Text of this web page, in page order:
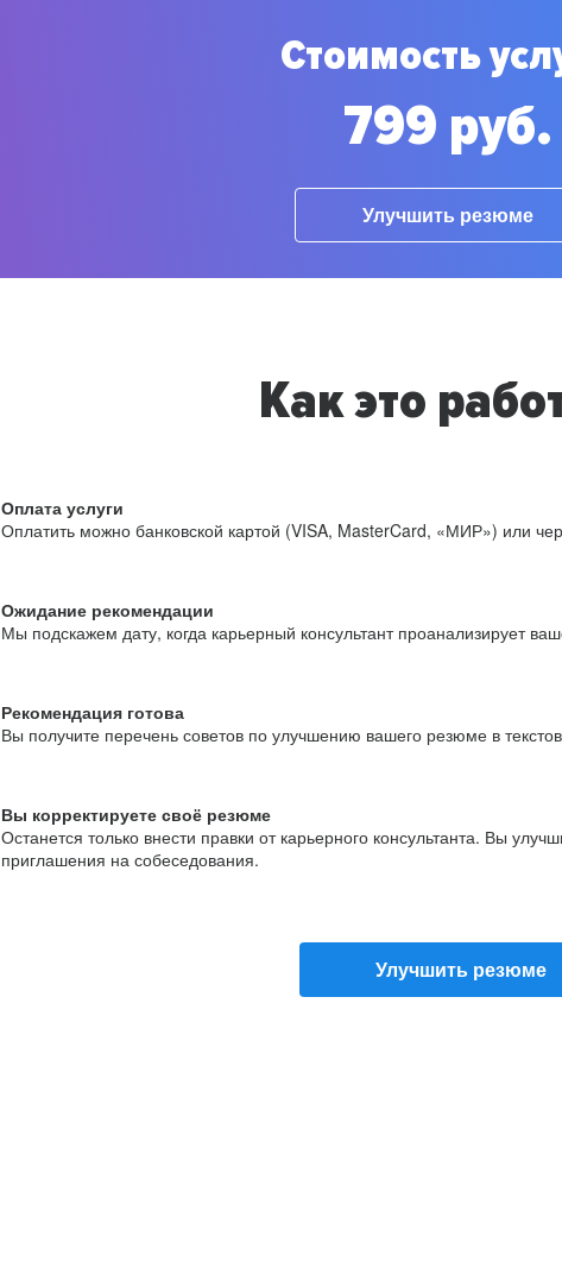
Стоимость
799 руб.
Улучшить резюме
Как это
Оплата услуги
Оплатить можно банковской картой (VISA, MasterCard, «МИР») или
Ожидание рекомендации
Мы подскажем дату, когда карьерный консультант проанализирует
Рекомендация готова
Вы получите перечень советов по улучшению вашего резюме в
Вы корректируете своё резюме
Останется только внести правки от карьерного консультанта. Вы
приглашения на собеседования.
Улучшить резюме